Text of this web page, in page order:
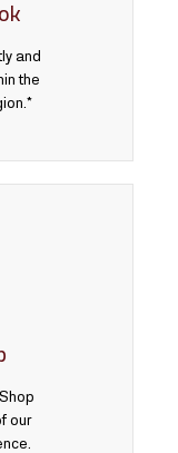
and
the
our